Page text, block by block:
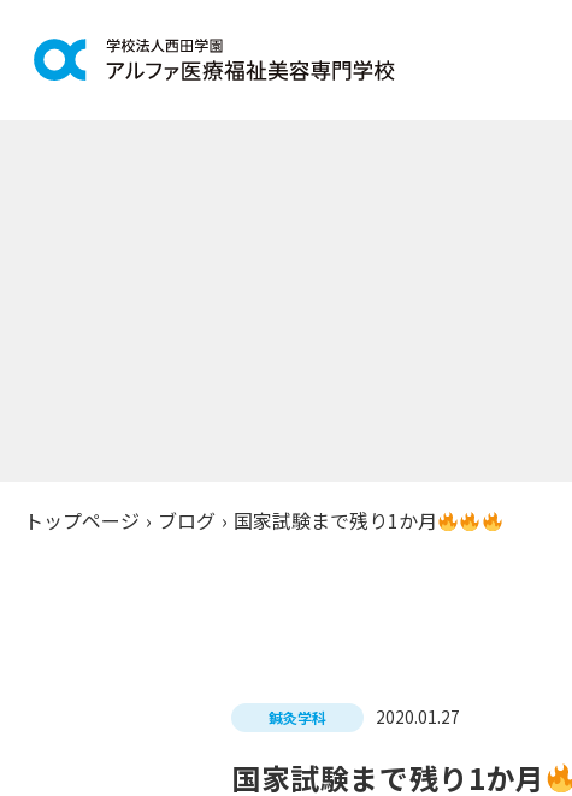
募集学科・学費
トップページ › ブログ › 国家試験まで残り1か月
鍼灸学科 2020.01.27
国家試験まで残り1か月